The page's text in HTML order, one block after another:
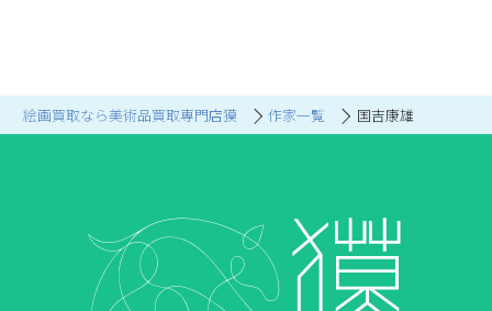
絵画買取なら美術品買取専門店獏 作家一覧 国吉康雄